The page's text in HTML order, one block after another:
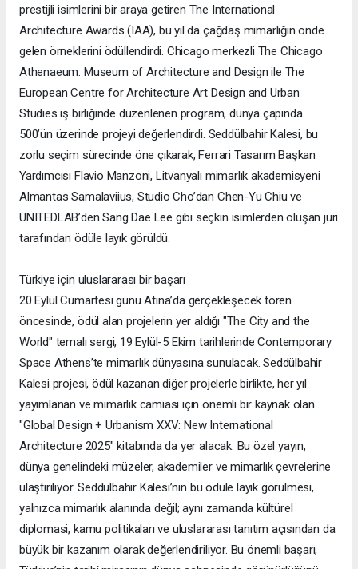
prestijli isimlerini bir araya getiren The International
Architecture Awards (IAA), bu yıl da çağdaş mimarlığın önde
gelen örneklerini ödüllendirdi. Chicago merkezli The Chicago
Athenaeum: Museum of Architecture and Design ile The
European Centre for Architecture Art Design and Urban
Studies iş birliğinde düzenlenen program, dünya çapında
500’ün üzerinde projeyi değerlendirdi. Seddülbahir Kalesi, bu
zorlu seçim sürecinde öne çıkarak, Ferrari Tasarım Başkan
Yardımcısı Flavio Manzoni, Litvanyalı mimarlık akademisyeni
Almantas Samalaviius, Studio Cho’dan Chen-Yu Chiu ve
UNITEDLAB’den Sang Dae Lee gibi seçkin isimlerden oluşan jüri
tarafından ödüle layık görüldü.
Türkiye için uluslararası bir başarı
20 Eylül Cumartesi günü Atina’da gerçekleşecek tören
öncesinde, ödül alan projelerin yer aldığı "The City and the
World" temalı sergi, 19 Eylül-5 Ekim tarihlerinde Contemporary
Space Athens’te mimarlık dünyasına sunulacak. Seddülbahir
Kalesi projesi, ödül kazanan diğer projelerle birlikte, her yıl
yayımlanan ve mimarlık camiası için önemli bir kaynak olan
"Global Design + Urbanism XXV: New International
Architecture 2025" kitabında da yer alacak. Bu özel yayın,
dünya genelindeki müzeler, akademiler ve mimarlık çevrelerine
ulaştırılıyor. Seddülbahir Kalesi’nin bu ödüle layık görülmesi,
yalnızca mimarlık alanında değil; aynı zamanda kültürel
diplomasi, kamu politikaları ve uluslararası tanıtım açısından da
büyük bir kazanım olarak değerlendiriliyor. Bu önemli başarı,